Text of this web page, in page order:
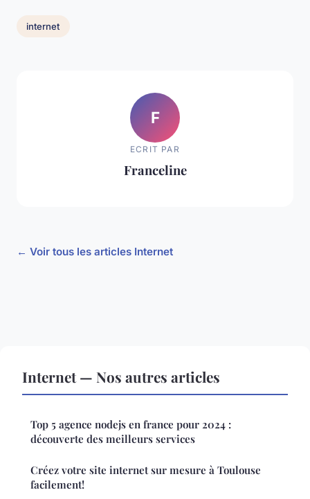
internet
F
ECRIT PAR
Franceline
← Voir tous les articles Internet
Internet — Nos autres articles
Top 5 agence nodejs en france pour 2024 :
découverte des meilleurs services
Créez votre site internet sur mesure à Toulouse
facilement!